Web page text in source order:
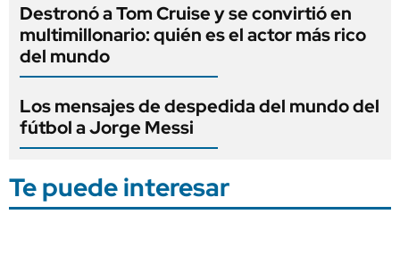
Destronó a Tom Cruise y se convirtió en
multimillonario: quién es el actor más rico
del mundo
Los mensajes de despedida del mundo del
fútbol a Jorge Messi
Te puede interesar